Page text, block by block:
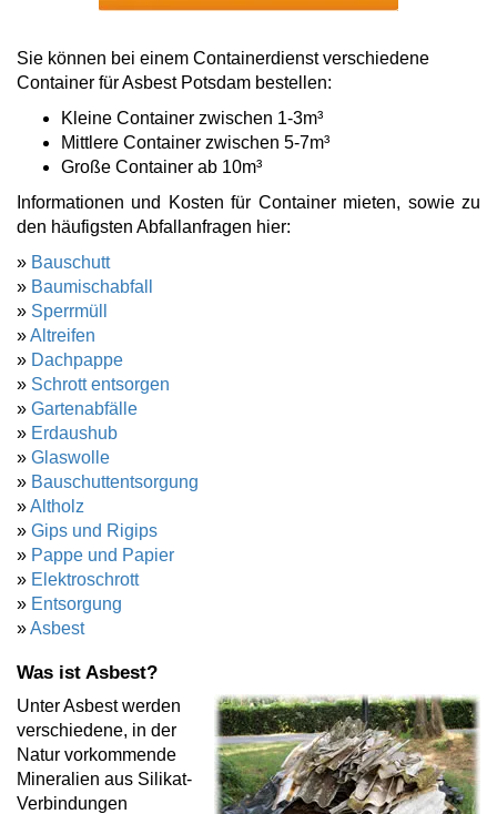
Sie können bei einem Containerdienst verschiedene
Container für Asbest Potsdam bestellen:
Kleine Container zwischen 1-3m³
Mittlere Container zwischen 5-7m³
Große Container ab 10m³
Informationen und Kosten für Container mieten, sowie zu
den häufigsten Abfallanfragen hier:
» Bauschutt
» Baumischabfall
» Sperrmüll
»Altreifen
» Dachpappe
» Schrott entsorgen
» Gartenabfälle
» Erdaushub
» Glaswolle
» Bauschuttentsorgung
»Altholz
» Gips und Rigips
» Pappe und Papier
» Elektroschrott
» Entsorgung
»Asbest
Was ist Asbest?
Unter Asbest werden
verschiedene, in der
Natur vorkommende
Mineralien aus Silikat-
Verbindungen